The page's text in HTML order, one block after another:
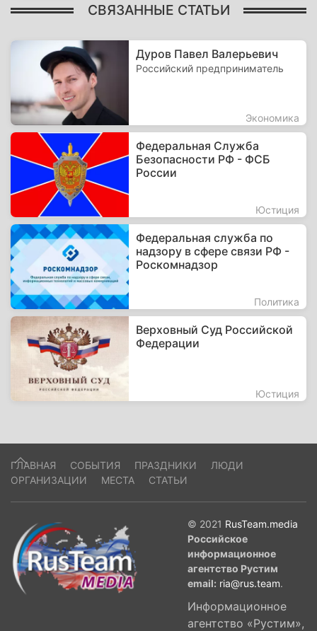
СВЯЗАННЫЕ СТАТЬИ
Дуров Павел Валерьевич
Российский предприниматель
Экономика
Федеральная Служба
Безопасности РФ - ФСБ
России
Юстиция
Федеральная служба по
надзору в сфере связи РФ -
Роскомнадзор
Политика
Верховный Суд Российской
Федерации
Юстиция
ГЛАВНАЯ СОБЫТИЯ ПРАЗДНИКИ
ЛЮДИ
ОРГАНИЗАЦИИ
МЕСТА СТАТЬИ
© 2021 RusTeam.media
Российское
информационное
агентство Рустим
email: ria@rus.team.
Информационное
агентство «Рустим»,